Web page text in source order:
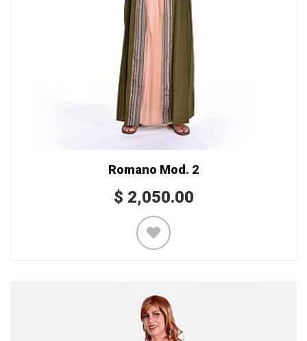
Romano Mod. 2
$ 2,050.00